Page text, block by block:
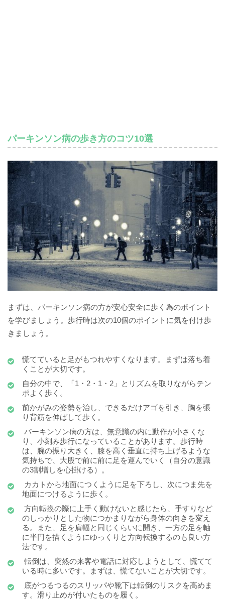
パーキンソン病の歩き方のコツ10選
まずは、パーキンソン病の方が安心安全に歩く為のポイント
を学びましょう。歩行時は次の10個のポイントに気を付け歩
きましょう。
慌てていると足がもつれやすくなります。まずは落ち着
くことが大切です。
自分の中で、「1・2・1・2」とリズムを取りながらテン
ポよく歩く。
前かがみの姿勢を治し、できるだけアゴを引き、胸を張
り背筋を伸ばして歩く。
パーキンソン病の方は、無意識の内に動作が小さくな
り、小刻み歩行になっていることがあります。歩行時
は、腕の振り大きく、膝を高く垂直に持ち上げるような
気持ちで、大股で前に前に足を運んでいく（自分の意識
の3割増しを心掛ける）。
カカトから地面につくように足を下ろし、次につま先を
地面につけるように歩く。
方向転換の際に上手く動けないと感じたら、手すりなど
のしっかりとした物につかまりながら身体の向きを変え
る。また、足を肩幅と同じくらいに開き、一方の足を軸
に半円を描くようにゆっくりと方向転換するのも良い方
法です。
転倒は、突然の来客や電話に対応しようとして、慌てて
いる時に多いです。まずは、慌てないことが大切です。
底がつるつるのスリッパや靴下は転倒のリスクを高めま
す。滑り止めが付いたものを履く。